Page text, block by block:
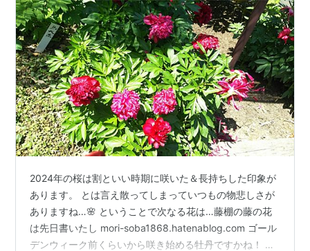
2024年の桜は割といい時期に咲いた＆長持ちした印象が
あります。 とは言え散ってしまっていつもの物悲しさが
ありますね…🌸 ということで次なる花は…藤棚の藤の花
は先日書いたし mori-soba1868.hatenablog.com ゴール
デンウィーク前くらいから咲き始める牡丹ですかね！ 牡